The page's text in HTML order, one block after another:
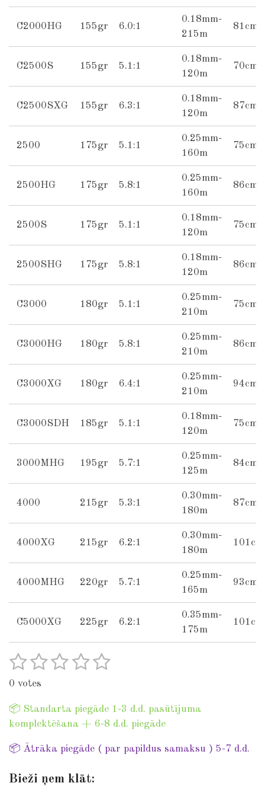
C2000HG 155gr 6.0:1
0.18mm-
215m
81cm
C2500S 155gr 5.1:1
0.18mm-
120m
70cm
C2500SXG 155gr 6.3:1
0.18mm-
120m
87cm
2500 175gr 5.1:1
0.25mm-
160m
75cm
2500HG 175gr 5.8:1
0.25mm-
160m
86cm
2500S 175gr 5.1:1
0.18mm-
120m
75cm
2500SHG 175gr 5.8:1
0.18mm-
120m
86cm
C3000 180gr 5.1:1
0.25mm-
210m
75cm
C3000HG 180gr 5.8:1
0.25mm-
210m
86cm
C3000XG 180gr 6.4:1
0.25mm-
210m
94cm
C3000SDH 185gr 5.1:1
0.18mm-
120m
75cm
3000MHG 195gr 5.7:1
0.25mm-
125m
84cm
4000 215gr 5.3:1
0.30mm-
180m
87cm
4000XG 215gr 6.2:1
0.30mm-
180m
101cm
4000MHG 220gr 5.7:1
0.25mm-
165m
93cm
C5000XG 225gr 6.2:1
0.35mm-
175m
101cm
R
t
i
n
:
s
1
s
t
a
2
s
a
s
3
a
s
4
a
s
5
a
s
S
t
a
0 votes
📦 Standarta piegāde 1-3 d.d. pasūtījuma
komplektēšana + 6-8 d.d. piegāde
📦 Ātrāka piegāde ( par papildus samaksu ) 5-7 d.d.
Bieži ņem klāt: